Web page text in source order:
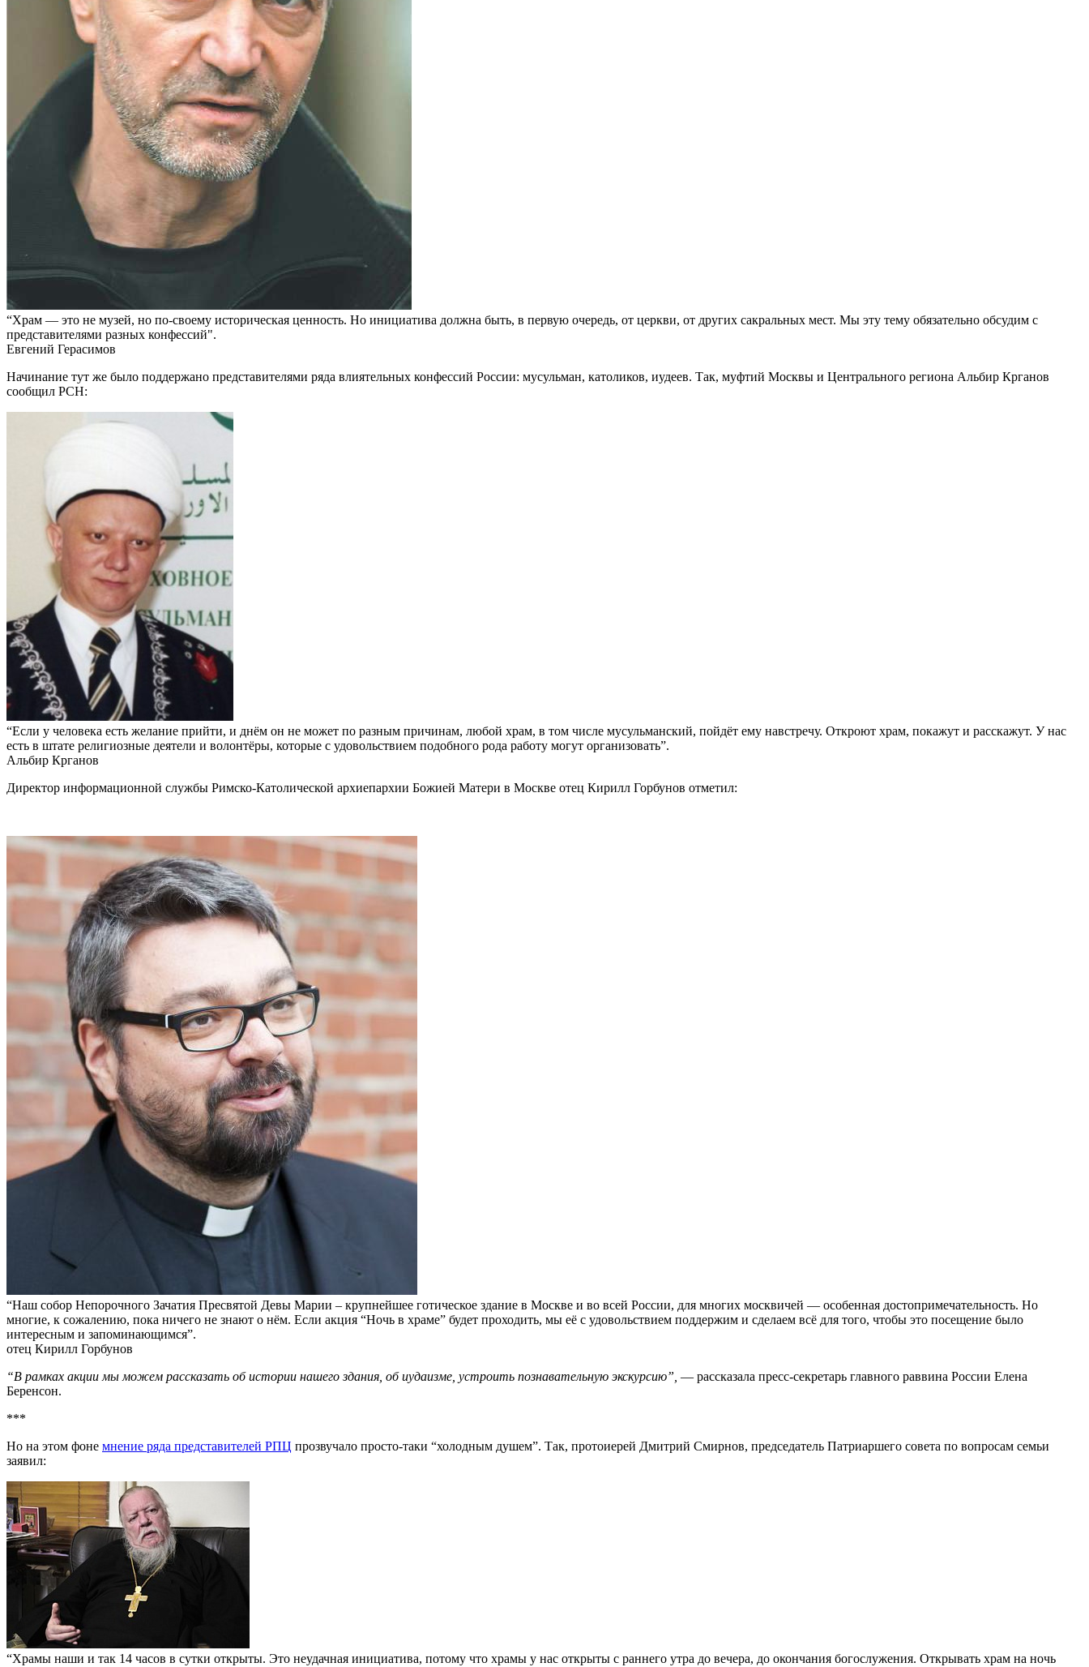
“Храм — это не музей, но по-своему историческая ценность. Но инициатива должна быть, в первую очередь, от церкви, от других сакральных мест. Мы эту тему обязательно обсудим с
представителями разных конфессий".
Евгений Герасимов
Начинание тут же было поддержано представителями ряда влиятельных конфессий России: мусульман, католиков, иудеев. Так, муфтий Москвы и Центрального региона Альбир Крганов
сообщил РСН:
“Если у человека есть желание прийти, и днём он не может по разным причинам, любой храм, в том числе мусульманский, пойдёт ему навстречу. Откроют храм, покажут и расскажут. У нас
есть в штате религиозные деятели и волонтёры, которые с удовольствием подобного рода работу могут организовать”.
Альбир Крганов
Директор информационной службы Римско-Католической архиепархии Божией Матери в Москве отец Кирилл Горбунов отметил:
“Наш собор Непорочного Зачатия Пресвятой Девы Марии – крупнейшее готическое здание в Москве и во всей России, для многих москвичей — особенная достопримечательность. Но
многие, к сожалению, пока ничего не знают о нём. Если акция “Ночь в храме” будет проходить, мы её с удовольствием поддержим и сделаем всё для того, чтобы это посещение было
интересным и запоминающимся”.
отец Кирилл Горбунов
“В рамках акции мы можем рассказать об истории нашего здания, об иудаизме, устроить познавательную экскурсию”, — рассказала пресс-секретарь главного раввина России Елена
Беренсон.
***
Но на этом фоне мнение ряда представителей РПЦ прозвучало просто-таки “холодным душем”. Так, протоиерей Дмитрий Смирнов, председатель Патриаршего совета по вопросам семьи
заявил:
“Храмы наши и так 14 часов в сутки открыты. Это неудачная инициатива, потому что храмы у нас открыты с раннего утра до вечера, до окончания богослужения. Открывать храм на ночь